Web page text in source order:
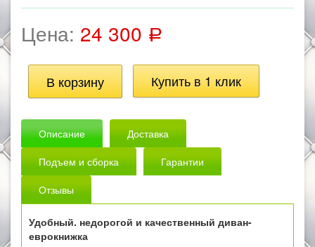
Цена: 24 300 Р
Описание
Доставка
Подъем и сборка
Гарантии
Отзывы
Удобный. недорогой и качественный диван-
еврокнижка